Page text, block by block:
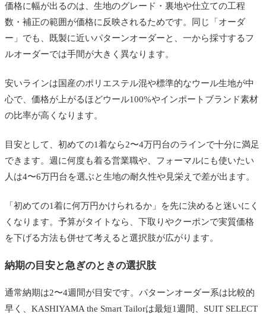
価格に幅が出るのは、生地のグレード・裏地や仕立ての工程
数・補正の範囲が価格に反映されるためです。同じ「オーダ
ー」でも、既製に近いパターンオーダーと、一から採寸するフ
ルオーダーでは手間が大きく異なります。
安いラインは国産のポリエステル混や標準的なウール生地が中
心で、価格が上がるほどウール100%やインポートブランド素材
の比率が高くなります。
目安として、初めての1着なら2〜4万円台のラインで十分に満足
できます。週に何度も着る営業職や、フォーマルにも使いたい
人は4〜6万円台を選ぶと生地の耐久性や見栄えで差が出ます。
「初めての1着に何万円かけられるか」を先に決めると迷いにく
くなります。予算がタイトなら、下取りやクーポンで実質価格
を下げる方法も併せて考えると選択肢が広がります。
納期の目安と急ぎのときの選択肢
通常納期は2〜4週間が目安です。パターンオーダー系は比較的
早く、KASHIYAMA the Smart Tailorは最短1週間、SUIT SELECT